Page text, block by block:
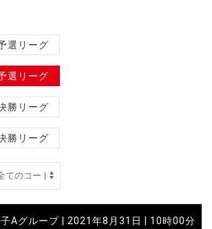
選リーグ
選リーグ
勝リーグ
勝リーグ
子Aグループ | 2021年8月31日 | 10時00分